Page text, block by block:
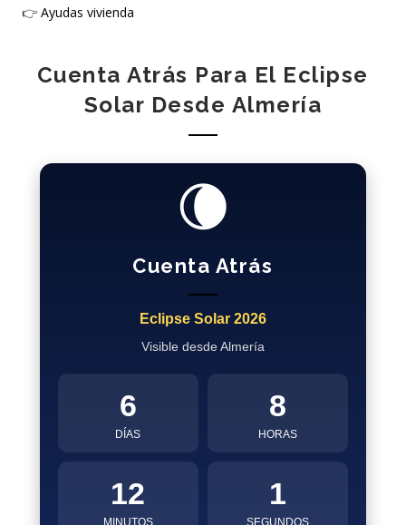
👉 Ayudas vivienda
Cuenta Atrás Para El Eclipse
Solar Desde Almería
🌘
Cuenta Atrás
Eclipse Solar 2026
Visible desde Almería
6
DÍAS
8
HORAS
12
MINUTOS
1
SEGUNDOS